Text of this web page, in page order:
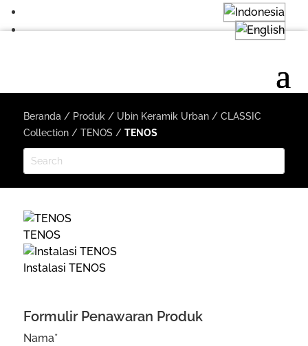
Beranda / Produk / Ubin Keramik Urban/ CLASSIC
Collection/ TENOS / TENOS
TENOS
Instalasi TENOS
Formulir Penawaran Produk
Nama*